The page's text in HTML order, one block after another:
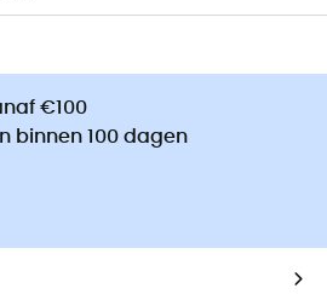
€100
binnen 100 dagen